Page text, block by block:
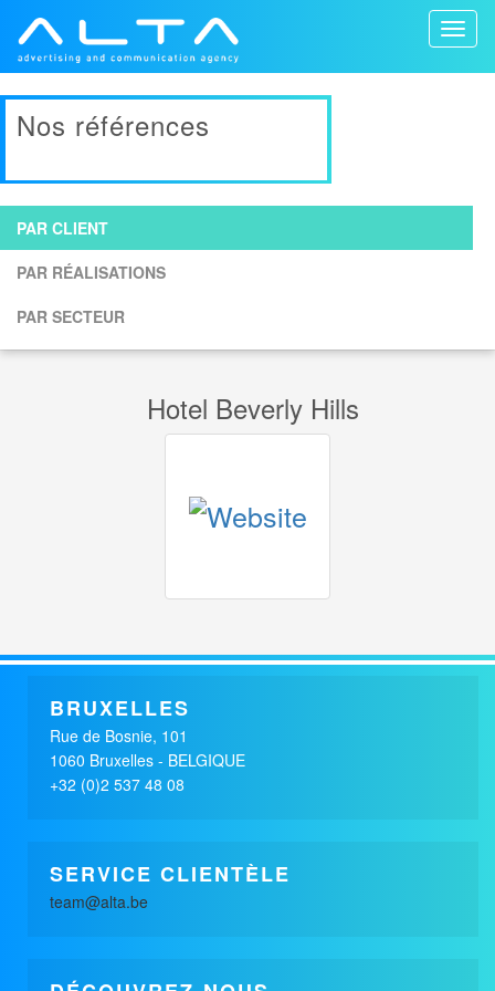
Nos références
PAR CLIENT
PAR RÉALISATIONS
PAR SECTEUR
Hotel Beverly Hills
HOTEL BEVERLY HILLS
TOURISME / LOISIRS
BRUXELLES
Rue de Bosnie, 101
1060 Bruxelles - BELGIQUE
+32 (0)2 537 48 08
SERVICE CLIENTÈLE
team@alta.be